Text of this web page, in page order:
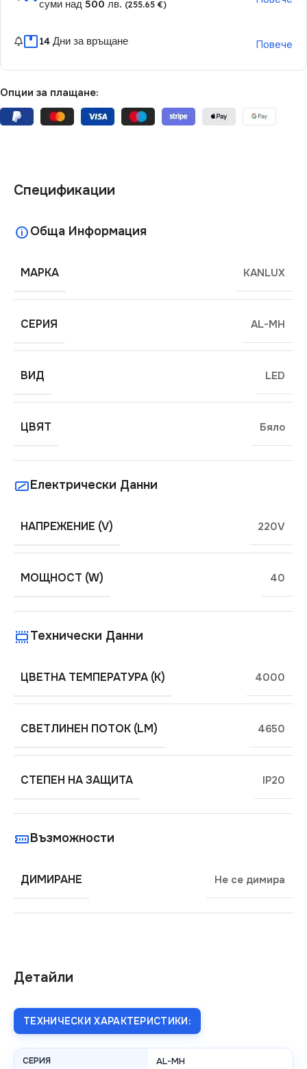
суми над 500 лв. (255.65 €)
14 Дни за връщане Повече
Опции за плащане:
Детайли
ТЕХНИЧЕСКИ ХАРАКТЕРИСТИКИ:
СЕРИЯ AL-MH
Спецификации
Обща Информация
МАРКА KANLUX
СЕРИЯ AL-MH
ВИД LED
ЦВЯТ Бяло
Електрически Данни
НАПРЕЖЕНИЕ (V) 220V
МОЩНОСТ (W) 40
Технически Данни
ЦВЕТНА ТЕМПЕРАТУРА (K) 4000
СВЕТЛИНЕН ПОТОК (LM) 4650
СТЕПЕН НА ЗАЩИТА IP20
Възможности
ДИМИРАНЕ Не се димира